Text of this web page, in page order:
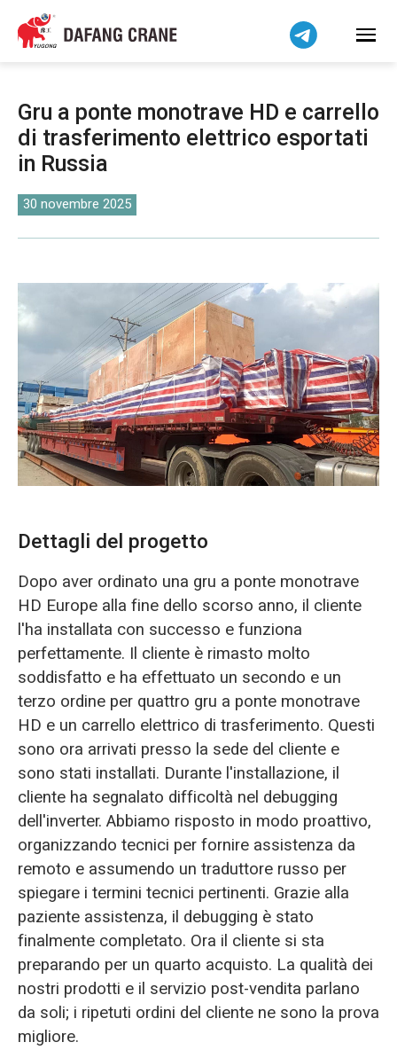
Gru a ponte monotrave HD e carrello
di trasferimento elettrico esportati
in Russia
30 novembre 2025
Dettagli del progetto
Dopo aver ordinato una gru a ponte monotrave
HD Europe alla fine dello scorso anno, il cliente
l'ha installata con successo e funziona
perfettamente. Il cliente è rimasto molto
soddisfatto e ha effettuato un secondo e un
terzo ordine per quattro gru a ponte monotrave
HD e un carrello elettrico di trasferimento. Questi
sono ora arrivati presso la sede del cliente e
sono stati installati. Durante l'installazione, il
cliente ha segnalato difficoltà nel debugging
dell'inverter. Abbiamo risposto in modo proattivo,
organizzando tecnici per fornire assistenza da
remoto e assumendo un traduttore russo per
spiegare i termini tecnici pertinenti. Grazie alla
paziente assistenza, il debugging è stato
finalmente completato. Ora il cliente si sta
preparando per un quarto acquisto. La qualità dei
nostri prodotti e il servizio post-vendita parlano
da soli; i ripetuti ordini del cliente ne sono la prova
migliore.
Bahasa Indonesia
Bahasa Melayu
বাংলা
فارسی
Pilipino
اردو
Українська
Беларуская мова
Kiswahili
Dansk
Norsk
O‘zbekcha